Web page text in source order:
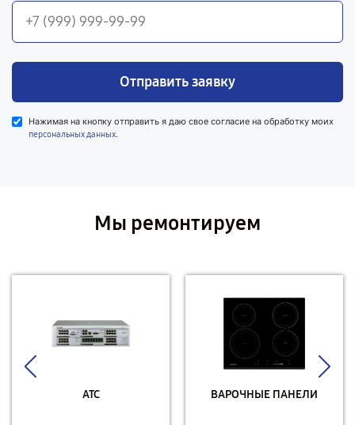
Отправить заявку
Нажимая на кнопку отправить я даю свое согласие на обработку моих
персональных данных.
Мы ремонтируем
АТС ВАРОЧНЫЕ ПАНЕЛИ